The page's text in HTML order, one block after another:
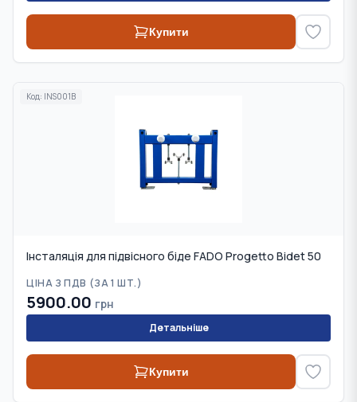
Купити
Код: INS001B
Інсталяція для підвісного біде FADO Progetto Bidet 50
ЦІНА З ПДВ (ЗА 1 ШТ.)
5900.00 грн
Детальніше
Купити